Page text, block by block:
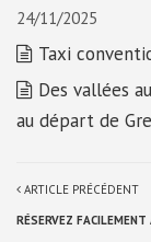
24/11/2025
Taxi
Des vallées
au départ de
ARTICLE PRÉCÉDENT
RÉSERVEZ